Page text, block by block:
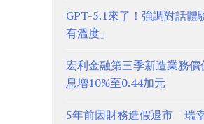
GPT-5.1來了！強調對話體
有溫度」
宏利金融第三季新造業務
息增10%至0.44加元
5年前因財務造假退市 瑞